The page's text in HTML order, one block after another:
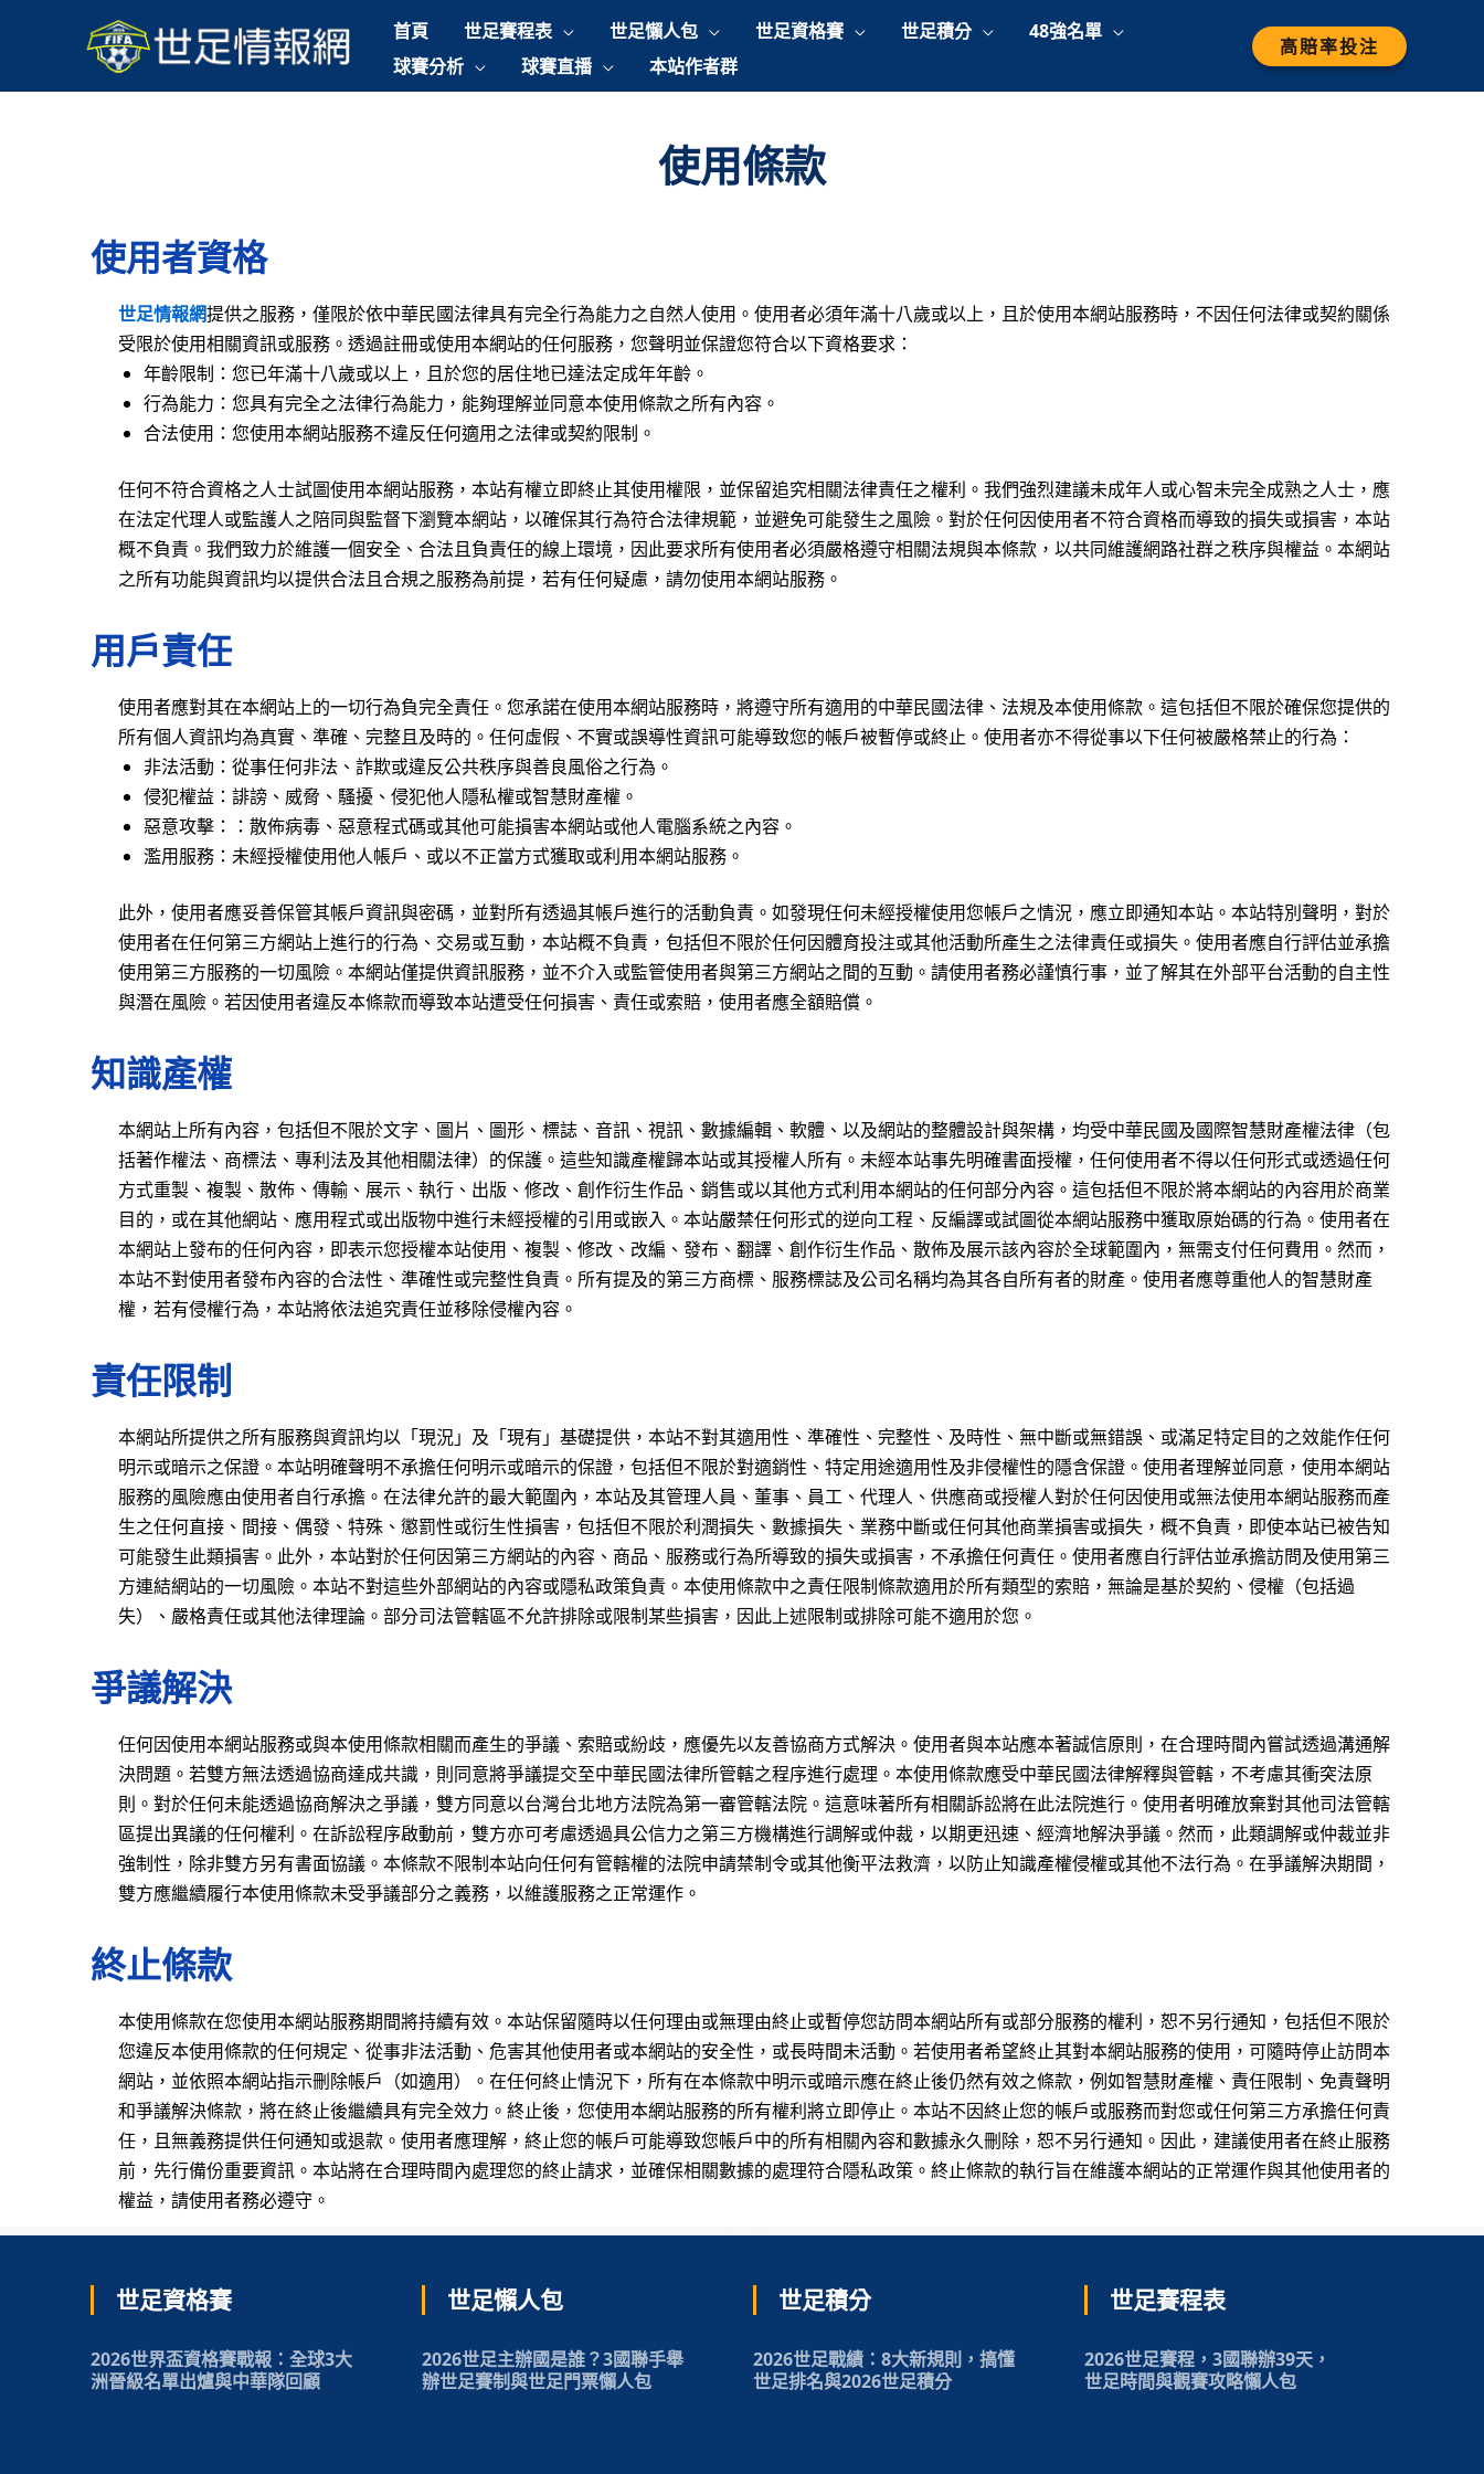
首頁 世足賽程表 世足懶人包 世足資格賽 世足積分
48強名單
球賽分析
球賽直播 本站作者群
高賠率投注
使用條款
使用者資格
世足情報網提供之服務，僅限於依中華民國法律具有完全行為能力之自然人使用。使用者必須年滿十八歲或以上，且於使用本網站服務時，不因任何法律或契約關係
受限於使用相關資訊或服務。透過註冊或使用本網站的任何服務，您聲明並保證您符合以下資格要求：
年齡限制：您已年滿十八歲或以上，且於您的居住地已達法定成年年齡。
行為能力：您具有完全之法律行為能力，能夠理解並同意本使用條款之所有內容。
合法使用：您使用本網站服務不違反任何適用之法律或契約限制。
任何不符合資格之人士試圖使用本網站服務，本站有權立即終止其使用權限，並保留追究相關法律責任之權利。我們強烈建議未成年人或心智未完全成熟之人士，應
在法定代理人或監護人之陪同與監督下瀏覽本網站，以確保其行為符合法律規範，並避免可能發生之風險。對於任何因使用者不符合資格而導致的損失或損害，本站
概不負責。我們致力於維護一個安全、合法且負責任的線上環境，因此要求所有使用者必須嚴格遵守相關法規與本條款，以共同維護網路社群之秩序與權益。本網站
之所有功能與資訊均以提供合法且合規之服務為前提，若有任何疑慮，請勿使用本網站服務。
用戶責任
使用者應對其在本網站上的一切行為負完全責任。您承諾在使用本網站服務時，將遵守所有適用的中華民國法律、法規及本使用條款。這包括但不限於確保您提供的
所有個人資訊均為真實、準確、完整且及時的。任何虛假、不實或誤導性資訊可能導致您的帳戶被暫停或終止。使用者亦不得從事以下任何被嚴格禁止的行為：
非法活動：從事任何非法、詐欺或違反公共秩序與善良風俗之行為。
侵犯權益：誹謗、威脅、騷擾、侵犯他人隱私權或智慧財產權。
惡意攻擊：：散佈病毒、惡意程式碼或其他可能損害本網站或他人電腦系統之內容。
濫用服務：未經授權使用他人帳戶、或以不正當方式獲取或利用本網站服務。
此外，使用者應妥善保管其帳戶資訊與密碼，並對所有透過其帳戶進行的活動負責。如發現任何未經授權使用您帳戶之情況，應立即通知本站。本站特別聲明，對於
使用者在任何第三方網站上進行的行為、交易或互動，本站概不負責，包括但不限於任何因體育投注或其他活動所產生之法律責任或損失。使用者應自行評估並承擔
使用第三方服務的一切風險。本網站僅提供資訊服務，並不介入或監管使用者與第三方網站之間的互動。請使用者務必謹慎行事，並了解其在外部平台活動的自主性
與潛在風險。若因使用者違反本條款而導致本站遭受任何損害、責任或索賠，使用者應全額賠償。
知識產權
本網站上所有內容，包括但不限於文字、圖片、圖形、標誌、音訊、視訊、數據編輯、軟體、以及網站的整體設計與架構，均受中華民國及國際智慧財產權法律（包
括著作權法、商標法、專利法及其他相關法律）的保護。這些知識產權歸本站或其授權人所有。未經本站事先明確書面授權，任何使用者不得以任何形式或透過任何
方式重製、複製、散佈、傳輸、展示、執行、出版、修改、創作衍生作品、銷售或以其他方式利用本網站的任何部分內容。這包括但不限於將本網站的內容用於商業
目的，或在其他網站、應用程式或出版物中進行未經授權的引用或嵌入。本站嚴禁任何形式的逆向工程、反編譯或試圖從本網站服務中獲取原始碼的行為。使用者在
本網站上發布的任何內容，即表示您授權本站使用、複製、修改、改編、發布、翻譯、創作衍生作品、散佈及展示該內容於全球範圍內，無需支付任何費用。然而，
本站不對使用者發布內容的合法性、準確性或完整性負責。所有提及的第三方商標、服務標誌及公司名稱均為其各自所有者的財產。使用者應尊重他人的智慧財產
權，若有侵權行為，本站將依法追究責任並移除侵權內容。
責任限制
本網站所提供之所有服務與資訊均以「現況」及「現有」基礎提供，本站不對其適用性、準確性、完整性、及時性、無中斷或無錯誤、或滿足特定目的之效能作任何
明示或暗示之保證。本站明確聲明不承擔任何明示或暗示的保證，包括但不限於對適銷性、特定用途適用性及非侵權性的隱含保證。使用者理解並同意，使用本網站
服務的風險應由使用者自行承擔。在法律允許的最大範圍內，本站及其管理人員、董事、員工、代理人、供應商或授權人對於任何因使用或無法使用本網站服務而產
生之任何直接、間接、偶發、特殊、懲罰性或衍生性損害，包括但不限於利潤損失、數據損失、業務中斷或任何其他商業損害或損失，概不負責，即使本站已被告知
可能發生此類損害。此外，本站對於任何因第三方網站的內容、商品、服務或行為所導致的損失或損害，不承擔任何責任。使用者應自行評估並承擔訪問及使用第三
方連結網站的一切風險。本站不對這些外部網站的內容或隱私政策負責。本使用條款中之責任限制條款適用於所有類型的索賠，無論是基於契約、侵權（包括過
失）、嚴格責任或其他法律理論。部分司法管轄區不允許排除或限制某些損害，因此上述限制或排除可能不適用於您。
爭議解決
任何因使用本網站服務或與本使用條款相關而產生的爭議、索賠或紛歧，應優先以友善協商方式解決。使用者與本站應本著誠信原則，在合理時間內嘗試透過溝通解
決問題。若雙方無法透過協商達成共識，則同意將爭議提交至中華民國法律所管轄之程序進行處理。本使用條款應受中華民國法律解釋與管轄，不考慮其衝突法原
則。對於任何未能透過協商解決之爭議，雙方同意以台灣台北地方法院為第一審管轄法院。這意味著所有相關訴訟將在此法院進行。使用者明確放棄對其他司法管轄
區提出異議的任何權利。在訴訟程序啟動前，雙方亦可考慮透過具公信力之第三方機構進行調解或仲裁，以期更迅速、經濟地解決爭議。然而，此類調解或仲裁並非
強制性，除非雙方另有書面協議。本條款不限制本站向任何有管轄權的法院申請禁制令或其他衡平法救濟，以防止知識產權侵權或其他不法行為。在爭議解決期間，
雙方應繼續履行本使用條款未受爭議部分之義務，以維護服務之正常運作。
終止條款
本使用條款在您使用本網站服務期間將持續有效。本站保留隨時以任何理由或無理由終止或暫停您訪問本網站所有或部分服務的權利，恕不另行通知，包括但不限於
您違反本使用條款的任何規定、從事非法活動、危害其他使用者或本網站的安全性，或長時間未活動。若使用者希望終止其對本網站服務的使用，可隨時停止訪問本
網站，並依照本網站指示刪除帳戶（如適用）。在任何終止情況下，所有在本條款中明示或暗示應在終止後仍然有效之條款，例如智慧財產權、責任限制、免責聲明
和爭議解決條款，將在終止後繼續具有完全效力。終止後，您使用本網站服務的所有權利將立即停止。本站不因終止您的帳戶或服務而對您或任何第三方承擔任何責
任，且無義務提供任何通知或退款。使用者應理解，終止您的帳戶可能導致您帳戶中的所有相關內容和數據永久刪除，恕不另行通知。因此，建議使用者在終止服務
前，先行備份重要資訊。本站將在合理時間內處理您的終止請求，並確保相關數據的處理符合隱私政策。終止條款的執行旨在維護本網站的正常運作與其他使用者的
權益，請使用者務必遵守。
世足資格賽
2026世界盃資格賽戰報：全球3大
洲晉級名單出爐與中華隊回顧
世足懶人包
2026世足主辦國是誰？3國聯手舉
辦世足賽制與世足門票懶人包
世足積分
2026世足戰績：8大新規則，搞懂
世足排名與2026世足積分
世足賽程表
2026世足賽程，3國聯辦39天，
世足時間與觀賽攻略懶人包